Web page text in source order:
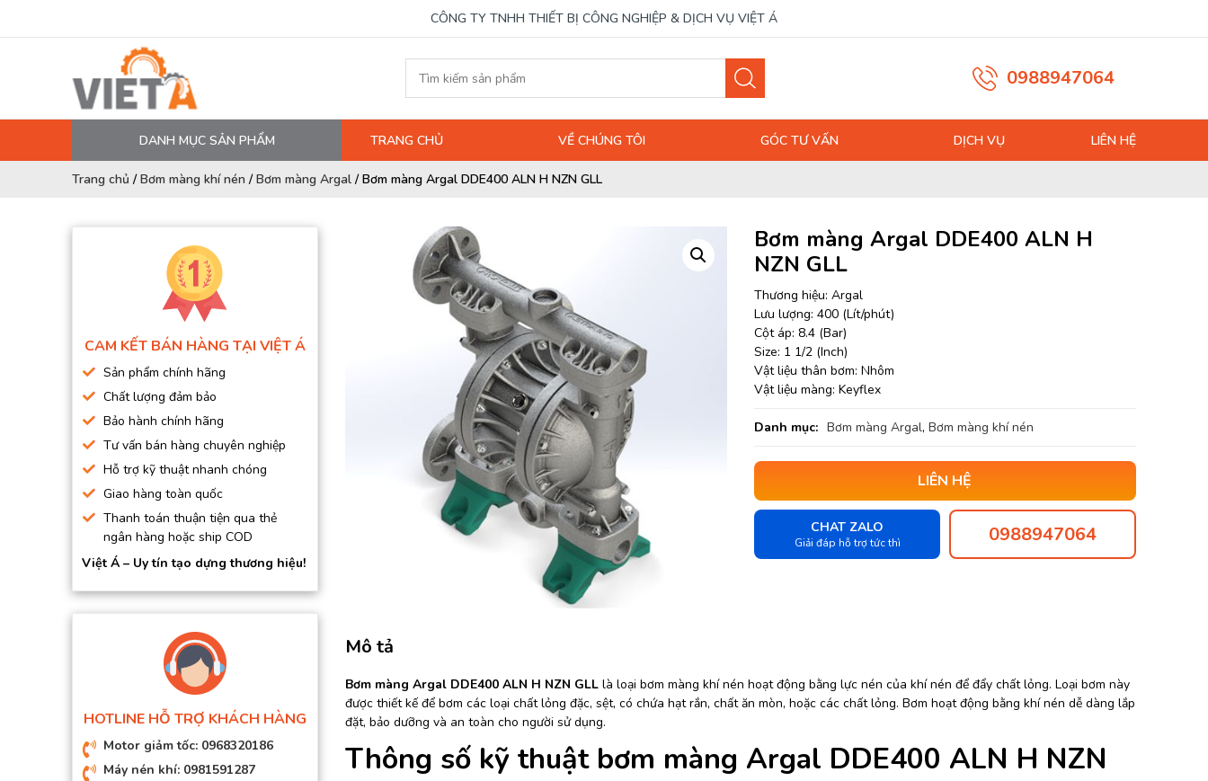
CÔNG TY TNHH THIẾT BỊ CÔNG NGHIỆP & DỊCH VỤ VIỆT Á
0988947064
DANH MỤC SẢN PHẨM
MÁY NÉN KHÍ
DẦU MÁY NÉN KHÍ
DÂY HƠI, ỐNG HƠI
BƠM MÀNG KHÍ NÉN
BƠM HÚT CHÂN KHÔNG
BƠM ĐỊNH LƯỢNG
MOTOR, HỘP GIẢM TỐC
MÁY TẠO KHÍ NITO
TRANG CHỦ VỀ CHÚNG TÔI GÓC TƯ VẤN DỊCH VỤ LIÊN HỆ
Trang chủ /Bơm màng khí nén /Bơm màng Argal /Bơm màng Argal DDE400 ALN H NZN GLL
CAM KẾT BÁN HÀNG TẠI VIỆT Á
Sản phẩm chính hãng
Chất lượng đảm bảo
Bảo hành chính hãng
Tư vấn bán hàng chuyên nghiệp
Hỗ trợ kỹ thuật nhanh chóng
Giao hàng toàn quốc
Thanh toán thuận tiện qua thẻ
ngân hàng hoặc ship COD
Việt Á – Uy tín tạo dựng thương hiệu!
HOTLINE HỖ TRỢ KHÁCH HÀNG
Motor giảm tốc: 0968320186
Máy nén khí: 0981591287
Bơm màng Argal DDE400 ALN H
NZN GLL
Thương hiệu: Argal
Lưu lượng: 400 (Lít/phút)
Cột áp: 8.4 (Bar)
Size: 1 1/2 (Inch)
Vật liệu thân bơm: Nhôm
Vật liệu màng: Keyflex
Danh mục: Bơm màng Argal, Bơm màng khí nén
LIÊN HỆ
CHAT ZALO
Giải đáp hỗ trợ tức thì 0988947064
Mô tả
Bơm màng Argal DDE400 ALN H NZN GLLlà loại bơm màng khí nén hoạt động bằng lực nén của khí nén để đẩy chất lỏng. Loại bơm này
được thiết kế để bơm các loại chất lỏng đặc, sệt, có chứa hạt rắn, chất ăn mòn, hoặc các chất lỏng. Bơm hoạt động bằng khí nén dễ dàng lắp
đặt, bảo dưỡng và an toàn cho người sử dụng.
Thông số kỹ thuật bơm màng Argal DDE400 ALN H NZN